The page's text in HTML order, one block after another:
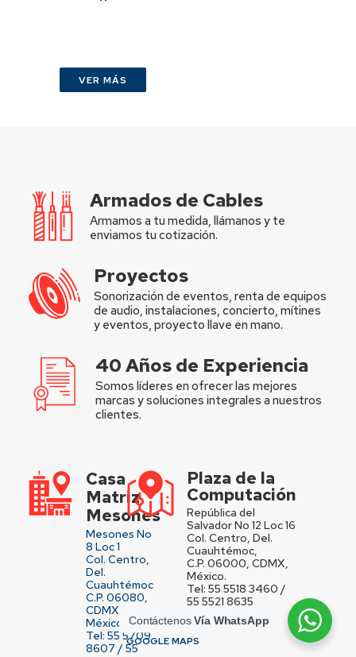
VER MÁS
Armados de Cables
Armamos a tu medida, llámanos y te
enviamos tu cotización.
Proyectos
Sonorización de eventos, renta de equipos
de audio, instalaciones, concierto, mítines
y eventos, proyecto llave en mano.
40 Años de Experiencia
Somos líderes en ofrecer las mejores
marcas y soluciones integrales a nuestros
clientes.
Casa
Matriz
Mesones
Mesones No
8 Loc 1
Col. Centro,
Del.
Cuauhtémoc
C.P. 06080,
CDMX,
México.
Tel: 55 5709
8607 / 55
Plaza de la
Computación
República del
Salvador No 12 Loc 16
Col. Centro, Del.
Cuauhtémoc,
C.P. 06000, CDMX,
México.
Tel: 55 5518 3460 /
55 5521 8635
VER UBICACIÓN EN
GOOGLE MAPS
ContáctenosVía WhatsApp